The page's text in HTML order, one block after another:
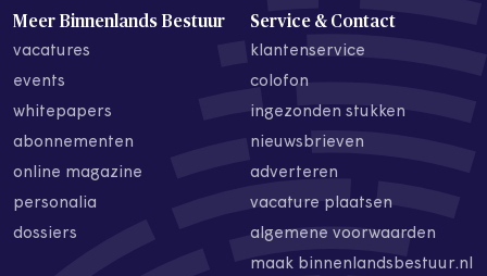
Meer Binnenlands Bestuur
vacatures
events
whitepapers
abonnementen
online magazine
personalia
dossiers
Service & Contact
klantenservice
colofon
ingezonden stukken
nieuwsbrieven
adverteren
vacature plaatsen
algemene voorwaarden
maak binnenlandsbestuur.nl